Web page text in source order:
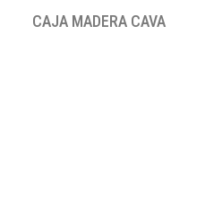
CAJA MADERA CAVA